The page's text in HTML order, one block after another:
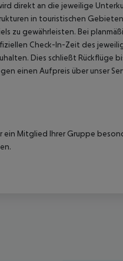
direkt an die jeweilige
in touristischen
zu gewährleisten. Bei
Check-In-Zeit des
Dies schließt Rückflüge
einen Aufpreis über unser
Mitglied Ihrer Gruppe